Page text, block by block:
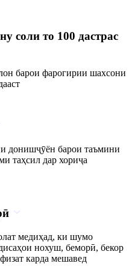
соли то 100 дастрас
барои фарогирии шахсони
донишҷӯён барои таъмини
таҳсил дар хориҷа
медиҳад, ки шумо
нохуш, беморӣ, бекор
карда мешавед